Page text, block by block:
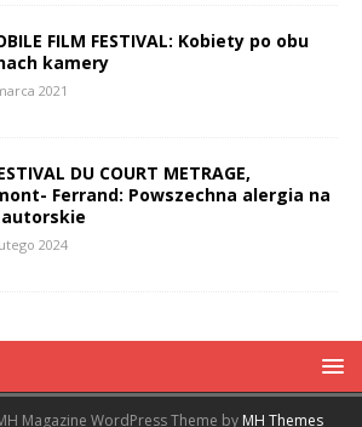
FILM FESTIVAL: Kobiety po obu
kamery
2021
DU COURT METRAGE,
Ferrand: Powszechna alergia na
2024
Magazine WordPress Theme by MH Themes